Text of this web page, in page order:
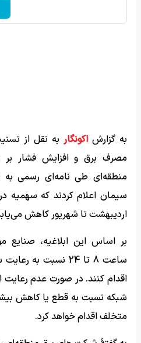
به گزارش اکونگار به نقل از
مصرف برق و افزایش فشار
منطقه‌ای طی نامه‌ای رسمی به
سیمان اعلام کردند که سهمیه
اردیبهشت تا شهریور کاهش
بر اساس این ابلاغیه، صنایع
ساعت 8 تا 24 نسبت
اقدام کنند. در صورت عدم رعایت
شبکه نسبت به قطع یا کاهش
متخلف اقدام خواهد کرد.